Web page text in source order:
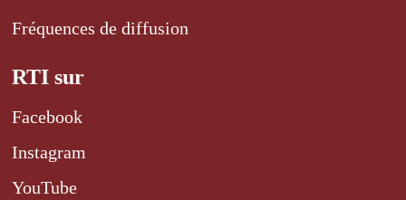
Fréquences de diffusion
RTI sur
Facebook
Instagram
YouTube